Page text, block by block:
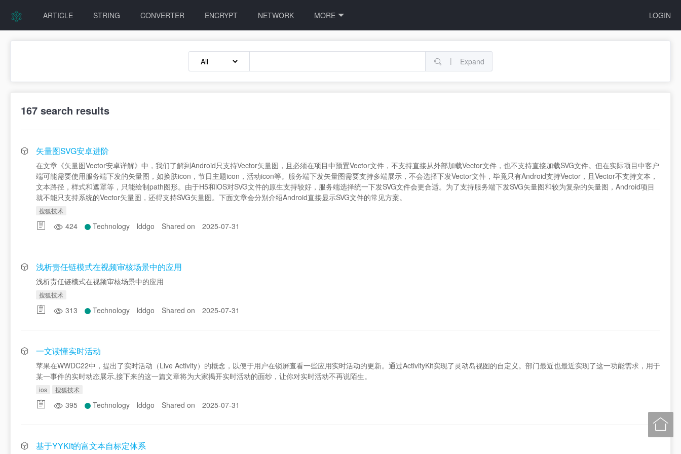
ARTICLE STRING CONVERTER ENCRYPT NETWORK MORE LOGIN
| Expand
167 search results
矢量图SVG安卓进阶
在文章《矢量图Vector安卓详解》中，我们了解到Android只支持Vector矢量图，且必须在项目中预置Vector文件，不支持直接从外部加载Vector文件，也不支持直接加载SVG文件。但在实际项目中客户
端可能需要使用服务端下发的矢量图，如换肤icon，节日主题icon，活动icon等。服务端下发矢量图需要支持多端展示，不会选择下发Vector文件，毕竟只有Android支持Vector，且Vector不支持文本，
文本路径，样式和遮罩等，只能绘制path图形。由于H5和iOS对SVG文件的原生支持较好，服务端选择统一下发SVG文件会更合适。为了支持服务端下发SVG矢量图和较为复杂的矢量图，Android项目
就不能只支持系统的Vector矢量图，还得支持SVG矢量图。下面文章会分别介绍Android直接显示SVG文件的常见方案。
搜狐技术
424 Technology lddgo Shared on 2025-07-31
浅析责任链模式在视频审核场景中的应用
浅析责任链模式在视频审核场景中的应用
搜狐技术
313 Technology lddgo Shared on 2025-07-31
一文读懂实时活动
苹果在WWDC22中，提出了实时活动（Live Activity）的概念，以便于用户在锁屏查看一些应用实时活动的更新。通过ActivityKit实现了灵动岛视图的自定义。部门最近也最近实现了这一功能需求，用于
某一事件的实时动态展示,接下来的这一篇文章将为大家揭开实时活动的面纱，让你对实时活动不再说陌生。
ios 搜狐技术
395 Technology lddgo Shared on 2025-07-31
基于YYKit的富文本自标定体系
